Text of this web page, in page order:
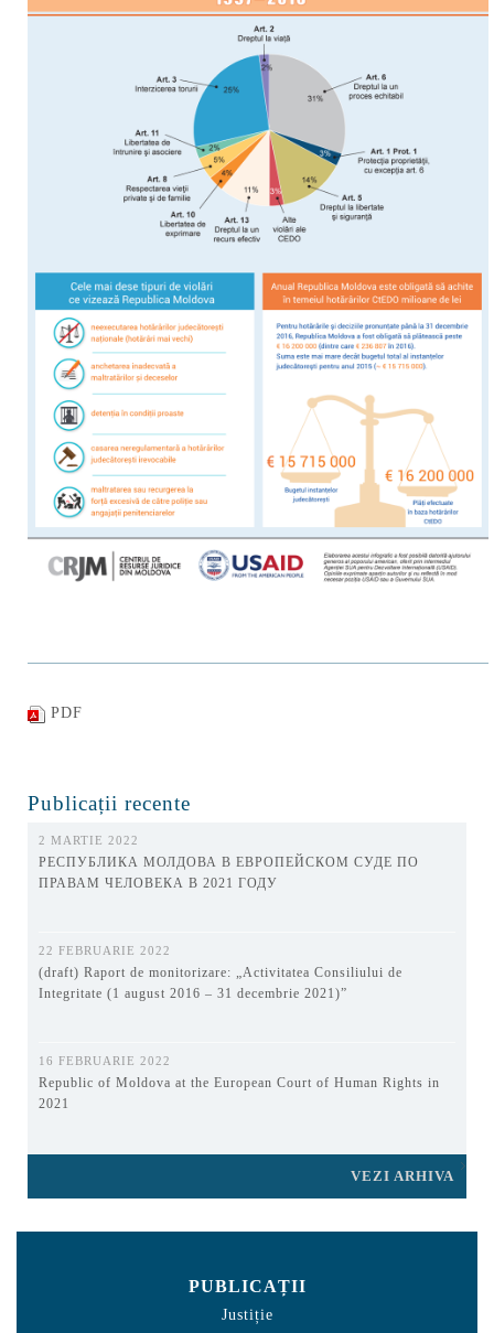
PDF
Publicații recente
2 MARTIE 2022
РЕСПУБЛИКА МОЛДОВА В ЕВРОПЕЙСКОМ СУДЕ ПО
ПРАВАМ ЧЕЛОВЕКА В 2021 ГОДУ
22 FEBRUARIE 2022
(draft) Raport de monitorizare: „Activitatea Consiliului de
Integritate (1 august 2016 – 31 decembrie 2021)”
16 FEBRUARIE 2022
Republic of Moldova at the European Court of Human Rights in
2021
VEZI ARHIVA
PUBLICAȚII
Justiție